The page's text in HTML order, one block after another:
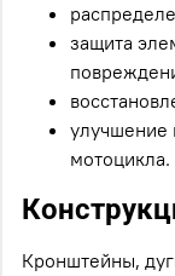
защита
улучшение
мотоцикла.
Кронштейны,